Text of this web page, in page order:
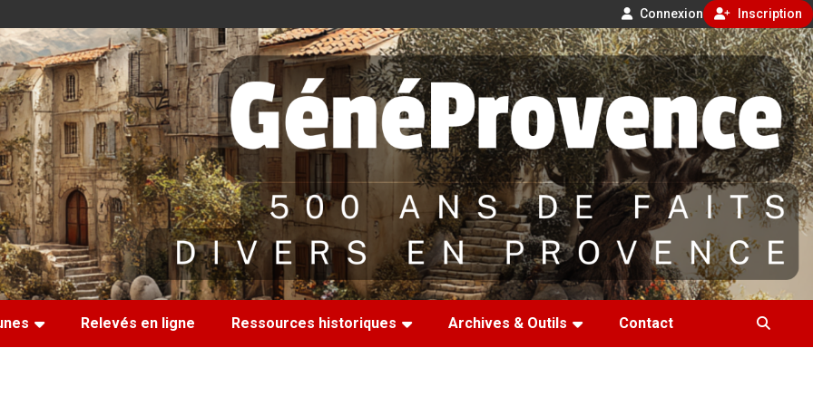
Connexion Inscription
Relevés en ligne Ressources historiques Archives & Outils Contact